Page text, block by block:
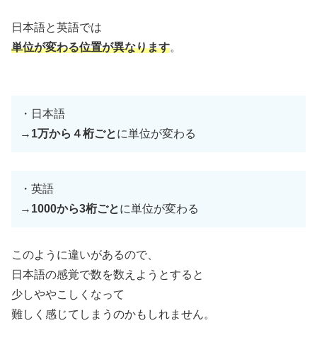
日本語と英語では
単位が変わる位置が異なります。
・日本語
→ 1万から４桁ごとに単位が変わる
・英語
→ 1000から3桁ごとに単位が変わる
このように違いがあるので、
日本語の感覚で数を数えようとすると
少しややこしくなって
難しく感じてしまうのかもしれません。